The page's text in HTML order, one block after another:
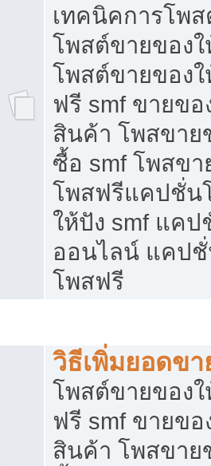
เทคนิคการโพ
โพสต์ขายของ
โพสต์ขายของ
ฟรี smf ขายข
สินค้า โพสขาย
ซื้อ smf โพสข
โพสฟรีแคปชั่น
ให้ปัง smf แค
ออนไลน์ แคป
โพสฟรี
วิธีเพิ่มยอดข
โพสต์ขายของ
ฟรี smf ขายข
สินค้า โพสขาย